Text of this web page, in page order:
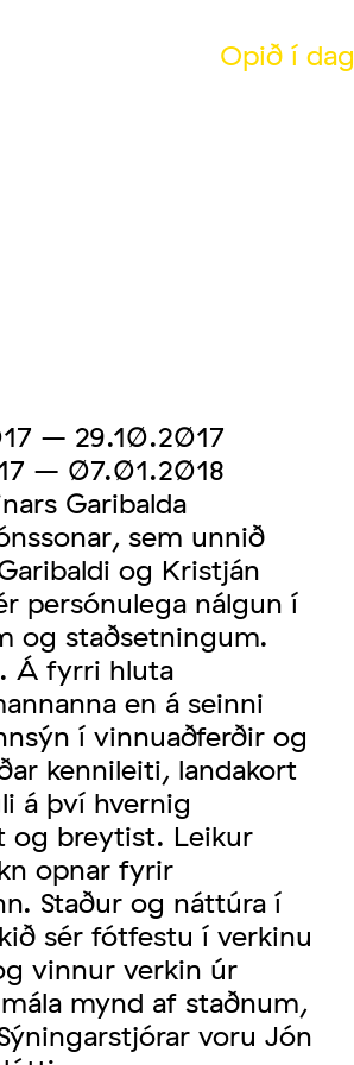
Opið í dag
– 29.10.2017
– 07.01.2018
Garibalda
sem unnið
og Kristján
persónulega nálgun í
og staðsetningum.
Á fyrri hluta
en á seinni
í vinnuaðferðir og
kennileiti, landakort
á því hvernig
og breytist. Leikur
opnar fyrir
Staður og náttúra í
sér fótfestu í verkinu
vinnur verkin úr
mynd af staðnum,
voru Jón